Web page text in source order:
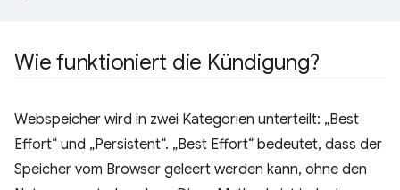
Wie funktioniert die Kündigung?
Webspeicher wird in zwei Kategorien unterteilt: „Best
Effort“ und „Persistent“. „Best Effort“ bedeutet, dass der
Speicher vom Browser geleert werden kann, ohne den